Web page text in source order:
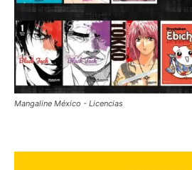
Mangaline México - Licencias